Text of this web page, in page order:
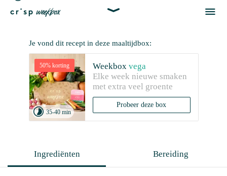


Je vond dit recept in deze maaltijdbox:
50% korting
35-40 min
Weekbox vega
Elke week nieuwe smaken
met extra veel groente
Probeer deze box
Ingrediënten Bereiding